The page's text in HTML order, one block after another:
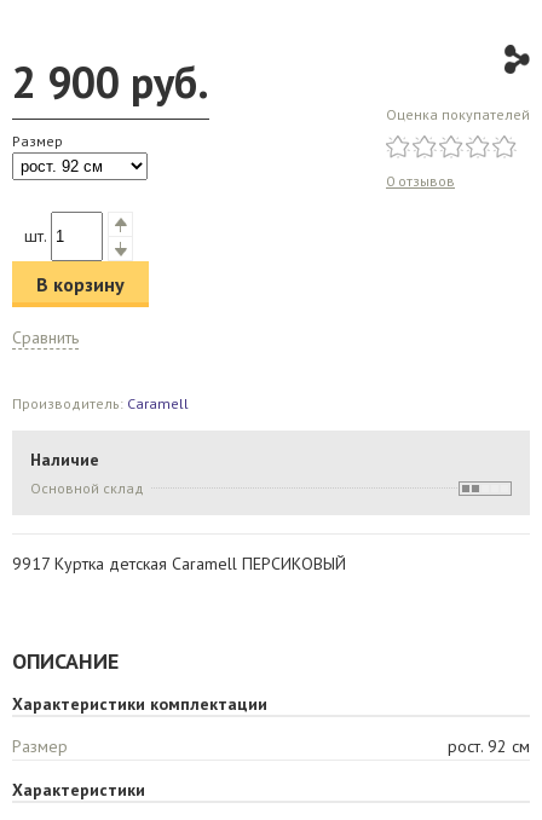
2 900 руб.
Размер
Оценка покупателей
0 отзывов
шт.
В корзину
Сравнить
Производитель: Caramell
Наличие
Основной склад
9917 Куртка детская Caramell ПЕРСИКОВЫЙ
ОПИСАНИЕ
Характеристики комплектации
Размер
рост. 92 см
Характеристики